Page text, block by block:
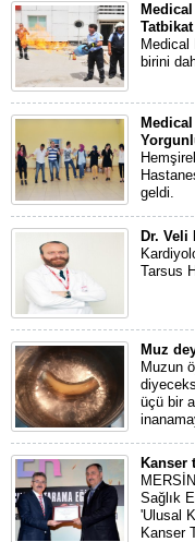
Tatbikat
Medical
birini
geldi.
Dr. Veli
Tarsus
Muz
Muzun
üçü bir
Kanser
Sağlık
'Ulusal
Kanser